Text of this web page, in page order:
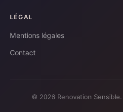
LÉGAL
Mentions légales
Contact
© 2026 Renovation